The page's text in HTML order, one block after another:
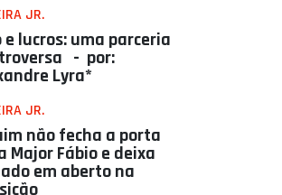
JR.
e lucros: uma parceria
- por:
Lyra*
JR.
não fecha a porta
Major Fábio e deixa
em aberto na